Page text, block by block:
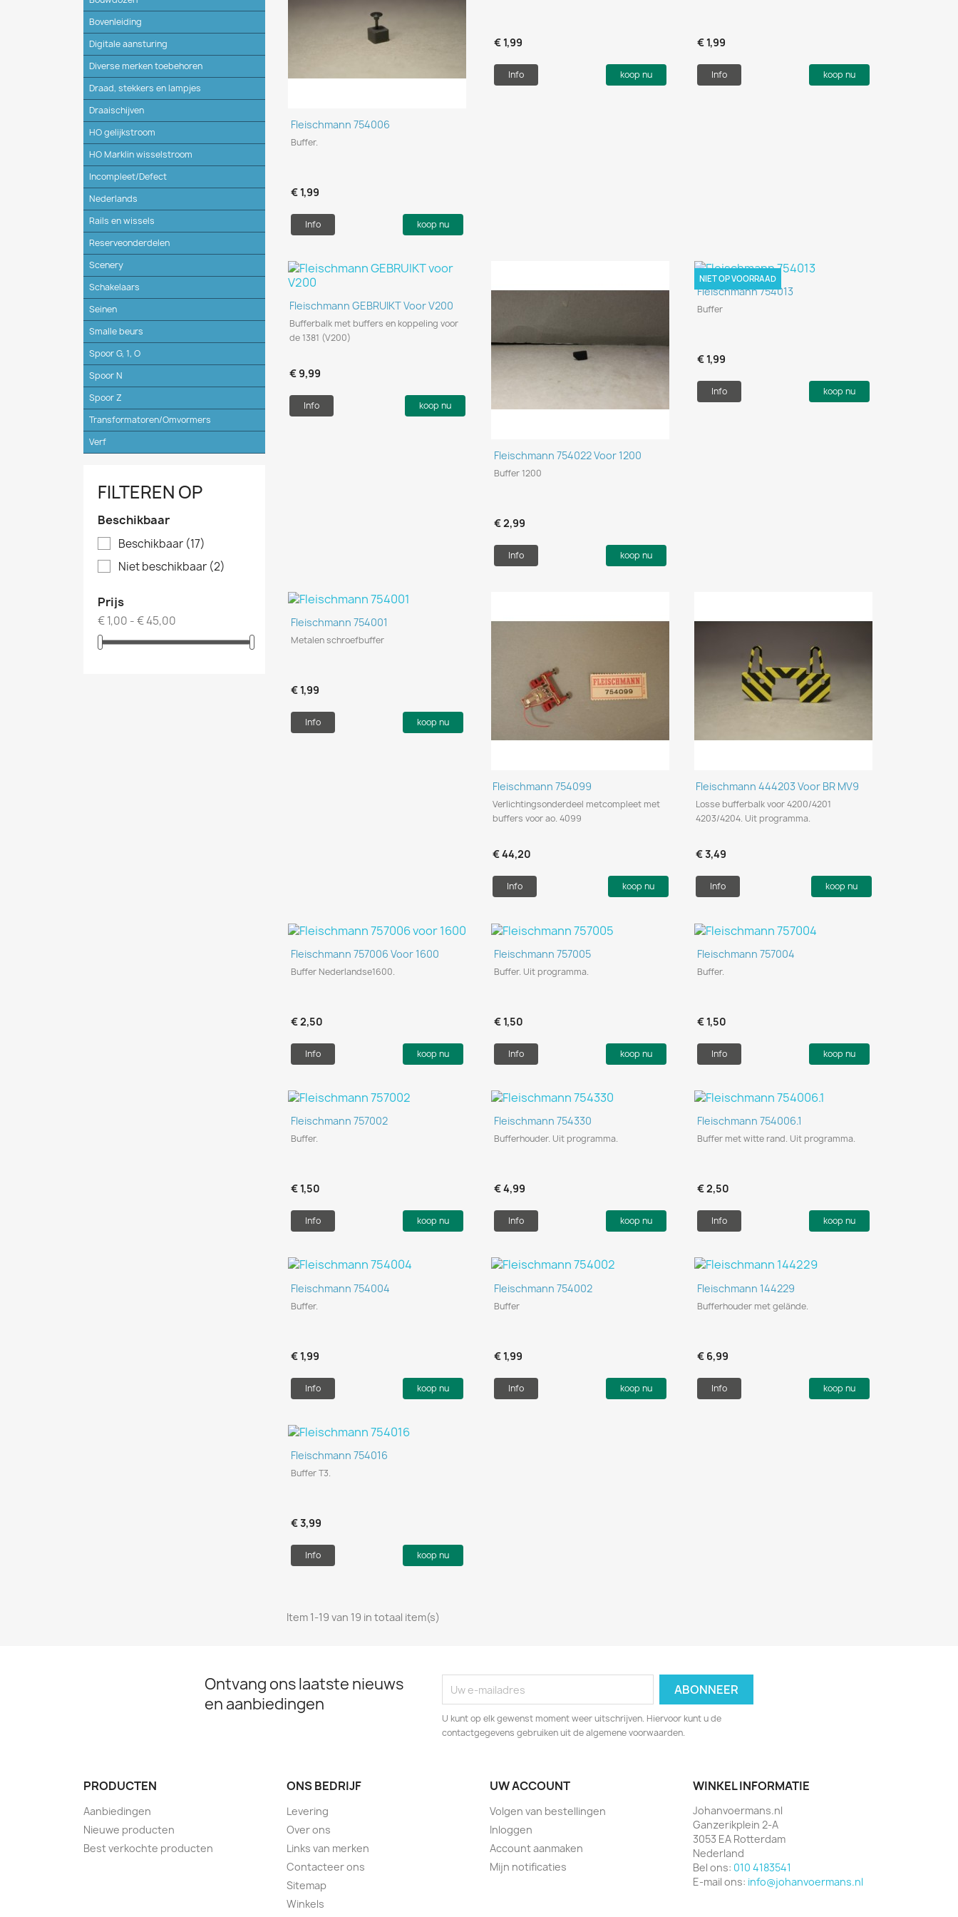
Bovenleiding
Digitale aansturing
Diverse merken toebehoren
Draad, stekkers en lampjes
Draaischijven
HO gelijkstroom
HO Marklin wisselstroom
Incompleet/Defect
Nederlands
Rails en wissels
Reserveonderdelen
Scenery
Schakelaars
Seinen
Smalle beurs
Spoor G, 1, O
Spoor N
Spoor Z
Transformatoren/Omvormers
Verf
FILTEREN OP
Beschikbaar
Beschikbaar (17)
Niet beschikbaar (2)
Prijs
€ 1,00 - € 45,00
Snel bekijken
Fleischmann 754006
Buffer.
€ 1,99
Info koop nu
€ 1,99
Info koop nu
€ 1,99
Info koop nu
Snel bekijken
Fleischmann GEBRUIKT Voor V200
Bufferbalk met buffers en koppeling voor
de 1381 (V200)
€ 9,99
Info koop nu
Snel bekijken
Fleischmann 754022 Voor 1200
Buffer 1200
€ 2,99
Info koop nu
Snel bekijken
Fleischmann 754013
Buffer
€ 1,99
Info koop nu
NIET OP VOORRAAD
Snel bekijken
Fleischmann 754001
Metalen schroefbuffer
€ 1,99
Info koop nu
Snel bekijken
Fleischmann 754099
Verlichtingsonderdeel metcompleet met
buffers voor ao. 4099
€ 44,20
Info koop nu
Snel bekijken
Fleischmann 444203 Voor BR MV9
Losse bufferbalk voor 4200/4201
4203/4204. Uit programma.
€ 3,49
Info koop nu
Snel bekijken
Fleischmann 757006 Voor 1600
Buffer Nederlandse1600.
€ 2,50
Info koop nu
Snel bekijken
Fleischmann 757005
Buffer. Uit programma.
€ 1,50
Info koop nu
Snel bekijken
Fleischmann 757004
Buffer.
€ 1,50
Info koop nu
Snel bekijken
Fleischmann 757002
Buffer.
€ 1,50
Info koop nu
Snel bekijken
Fleischmann 754330
Bufferhouder. Uit programma.
€ 4,99
Info koop nu
Snel bekijken
Fleischmann 754006.1
Buffer met witte rand. Uit programma.
€ 2,50
Info koop nu
Snel bekijken
Fleischmann 754004
Buffer.
€ 1,99
Info koop nu
Snel bekijken
Fleischmann 754002
Buffer
€ 1,99
Info koop nu
Snel bekijken
Fleischmann 144229
Bufferhouder met gelände.
€ 6,99
Info koop nu
Snel bekijken
Fleischmann 754016
Buffer T3.
€ 3,99
Info koop nu
Item 1-19 van 19 in totaal item(s)
Ontvang ons laatste nieuws
en aanbiedingen
U kunt op elk gewenst moment weer uitschrijven. Hiervoor kunt u de
contactgegevens gebruiken uit de algemene voorwaarden.
PRODUCTEN
Aanbiedingen
Nieuwe producten
Best verkochte producten
ONS BEDRIJF
Levering
Over ons
Links van merken
Contacteer ons
Sitemap
Winkels
UW ACCOUNT
Volgen van bestellingen
Inloggen
Account aanmaken
Mijn notificaties
WINKEL INFORMATIE
Johanvoermans.nl
Ganzerikplein 2-A
3053 EA Rotterdam
Nederland
Bel ons: 010 4183541
E-mail ons: info@johanvoermans.nl